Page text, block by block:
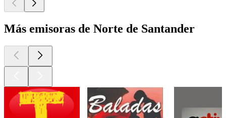
Más emisoras de Norte de Santander